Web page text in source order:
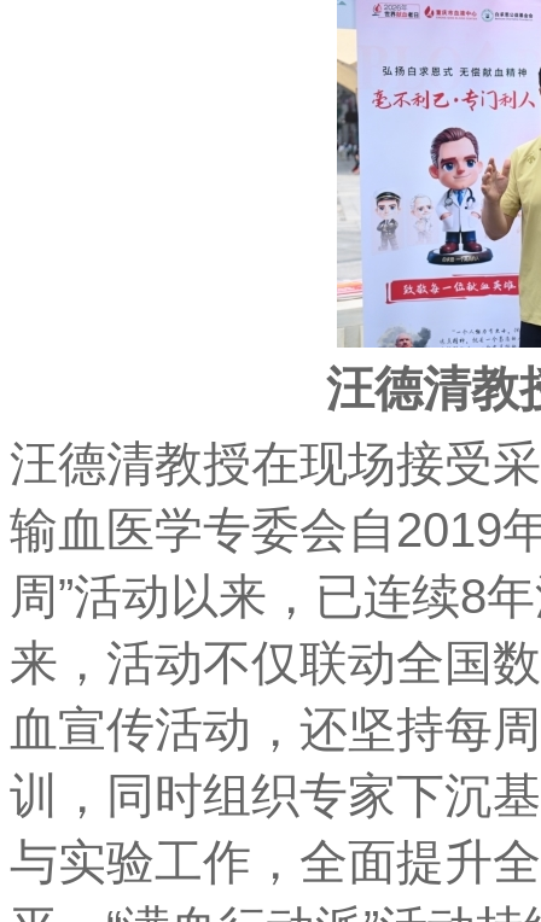
汪德清教
汪德清教授在现场接受
输血医学专委会自2019
周”活动以来，已连续8
来，活动不仅联动全国
血宣传活动，还坚持每
训，同时组织专家下沉
与实验工作，全面提升